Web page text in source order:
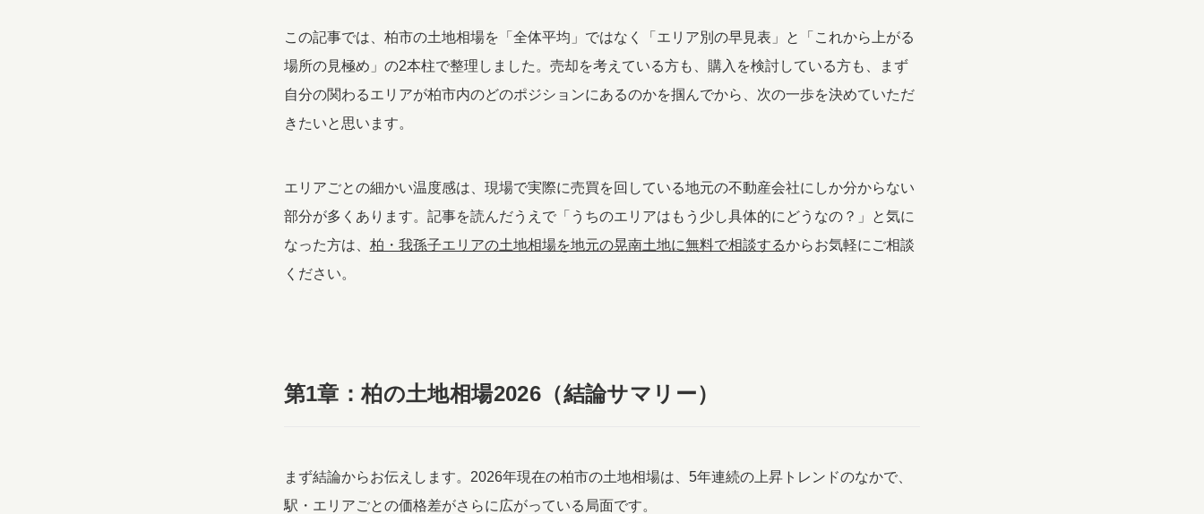
この記事では、柏市の土地相場を「全体平均」ではなく「エリア別の早見表」と「これから上がる
場所の見極め」の2本柱で整理しました。売却を考えている方も、購入を検討している方も、まず
自分の関わるエリアが柏市内のどのポジションにあるのかを掴んでから、次の一歩を決めていただ
きたいと思います。
エリアごとの細かい温度感は、現場で実際に売買を回している地元の不動産会社にしか分からない
部分が多くあります。記事を読んだうえで「うちのエリアはもう少し具体的にどうなの？」と気に
なった方は、 柏・我孫子エリアの土地相場を地元の晃南土地に無料で相談するからお気軽にご相談
ください。
第1章：柏の土地相場2026（結論サマリー）
まず結論からお伝えします。2026年現在の柏市の土地相場は、5年連続の上昇トレンドのなかで、
駅・エリアごとの価格差がさらに広がっている局面です。